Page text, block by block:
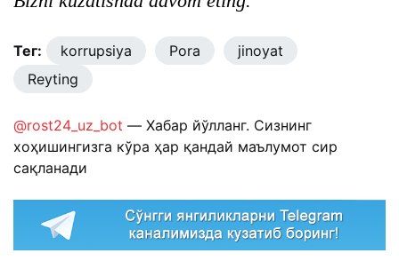
Тег: korrupsiya Pora
jinoyat
Reyting
@rost24_uz_bot — Хабар йўлланг. Сизнинг
хоҳишингизга кўра ҳар қандай маълумот сир
сақланади